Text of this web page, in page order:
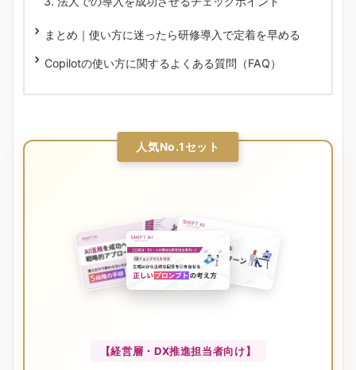
まとめ｜使い方に迷ったら研修導入で定着を早める
Copilotの使い方に関するよくある質問（FAQ）
人気No.1セット
【経営層・DX推進担当者向け】